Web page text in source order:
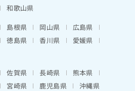
和歌山県
島根県 岡山県
広島県
徳島県 香川県
愛媛県
佐賀県 長崎県
熊本県
宮崎県 鹿児島県 沖縄県